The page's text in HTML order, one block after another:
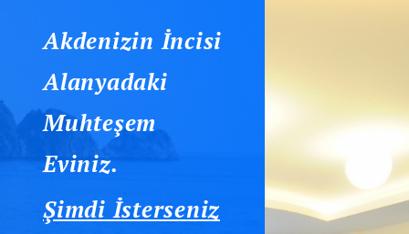
Akdenizin İncisi
Alanyadaki
Muhteşem
Eviniz.
Şimdi İsterseniz